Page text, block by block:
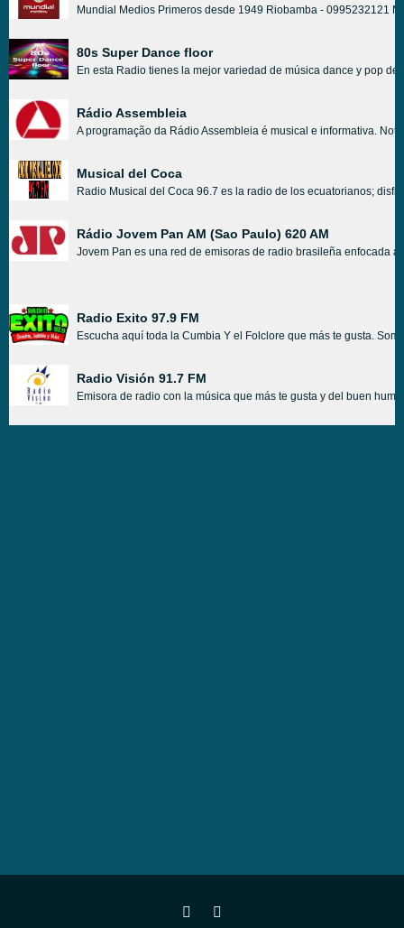
Mundial Medios Primeros desde 1949 Riobamba - 0995232121
80s Super Dance floor
En esta Radio tienes la mejor variedad de música dance y pop
Rádio Assembleia
A programação da Rádio Assembleia é musical e informativa.
Musical del Coca
Radio Musical del Coca 96.7 es la radio de los ecuatorianos;
Rádio Jovem Pan AM (Sao Paulo) 620 AM
Jovem Pan es una red de emisoras de radio brasileña enfocada
Radio Exito 97.9 FM
Escucha aquí toda la Cumbia Y el Folclore que más te gusta.
Radio Visión 91.7 FM
Emisora de radio con la música que más te gusta y del buen